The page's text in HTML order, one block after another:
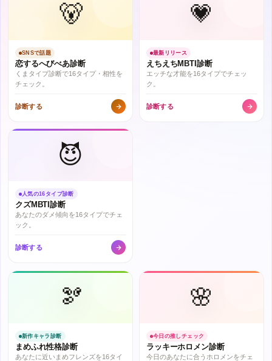
🐻
SNSで話題
恋するへびべあ診断
くまタイプ診断で16タイプ・相性を
チェック。
診断する
💗
最新リリース
えちえちMBTI診断
エッチな才能を16タイプでチェッ
ク。
診断する
😈
人気の16タイプ診断
クズMBTI診断
あなたのダメ傾向を16タイプでチェ
ック。
診断する
🫘
新作キャラ診断
まめふれ性格診断
あなたに近いまめフレンズを16タイ
🌸
今日の推しチェック
ラッキーホロメン診断
今日のあなたに合うホロメンをチェ